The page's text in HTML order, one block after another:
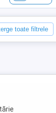
toate filtrele